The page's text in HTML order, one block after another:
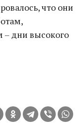
что они
– дни высокого